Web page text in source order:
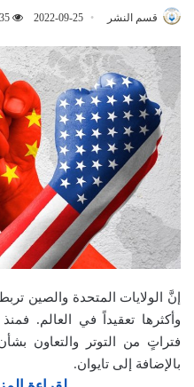
قسم النشر 2022-09-25
إنَّ الولايات المتحدة والصين
فتراتٍ من التوتر والتعاون
بالإضافة إلى تايوان.